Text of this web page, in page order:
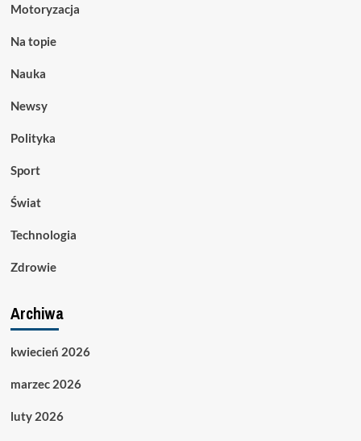
Motoryzacja
Na topie
Nauka
Newsy
Polityka
Sport
Świat
Technologia
Zdrowie
Archiwa
kwiecień 2026
marzec 2026
luty 2026